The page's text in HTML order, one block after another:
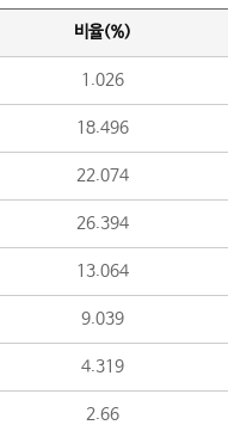
비율(%)
1.026
18.496
22.074
26.394
13.064
9.039
4.319
2.66